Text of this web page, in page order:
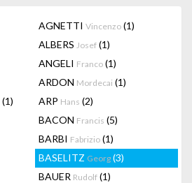
AGNETTI Vincenzo (1)
ALBERS Josef (1)
ANGELI Franco (1)
ARDON Mordecai (1)
(1) ARP Hans (2)
BACON Francis (5)
BARBI Fabrizio (1)
BASELITZ Georg (3)
BAUER Rudolf (1)